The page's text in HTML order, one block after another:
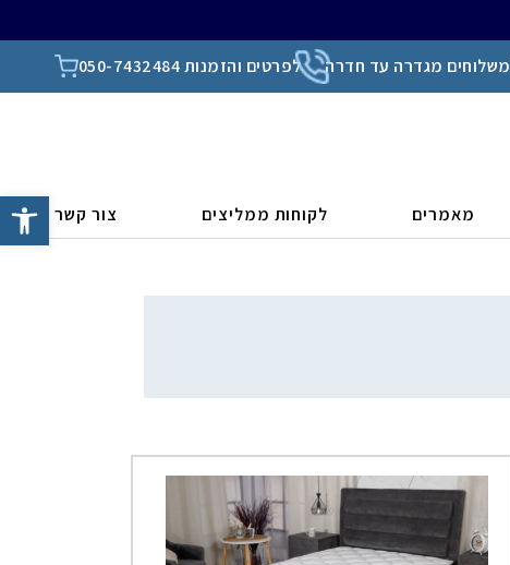
פתח
משלוחים מגדרה עד חדרה לפרטים והזמנות 050-7432484
מאמרים לקוחות ממליצים צור קשר